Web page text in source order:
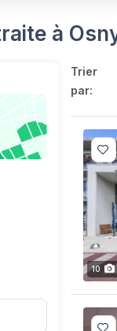
à
Trier
par:
10